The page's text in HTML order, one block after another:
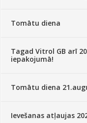
Tomātu diena
Tagad Vitrol GB arī
iepakojumā!
Tomātu diena
Ievešanas atļaujas